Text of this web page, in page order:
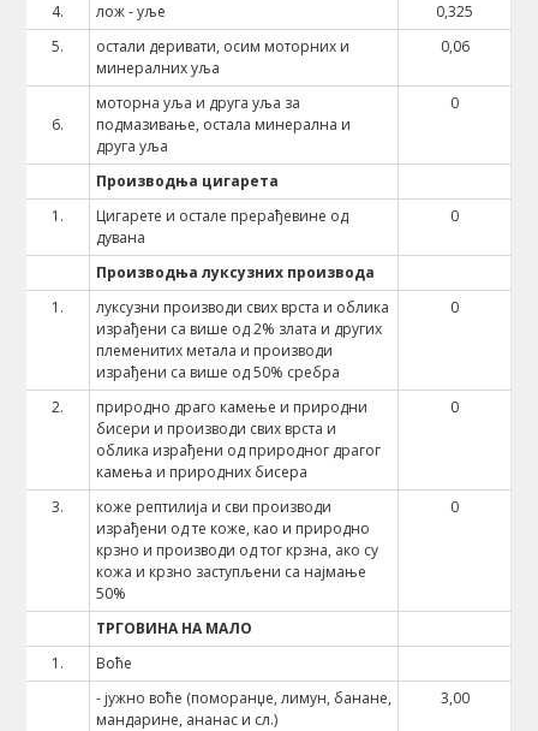
4.
лож - уље
0,325
5.
остали деривати, осим моторних и
минералних уља
0,06
6.
моторна уља и друга уља за
подмазивање, остала минерална и
друга уља
0
Производња цигарета
1.
Цигарете и остале прерађевине од
дувана
0
Производња луксузних производа
1.
луксузни производи свих врста и облика
израђени са више од 2% злата и других
племенитих метала и производи
израђени са више од 50% сребра
0
2.
природно драго камење и природни
бисери и производи свих врста и
облика израђени од природног драгог
камења и природних бисера
0
3.
коже рептилија и сви производи
израђени од те коже, као и природно
крзно и производи од тог крзна, ако су
кожа и крзно заступљени са најмање
50%
0
ТРГОВИНА НА МАЛО
1.
Воће
- јужно воће (поморанџе, лимун, банане,
мандарине, ананас и сл.)
3,00